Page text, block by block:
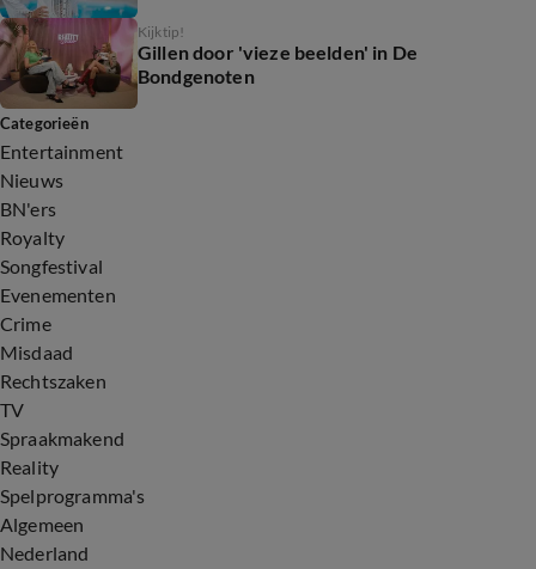
Kijktip!
Gillen door 'vieze beelden' in De
Bondgenoten
Categorieën
Entertainment
Nieuws
BN'ers
Royalty
Songfestival
Evenementen
Crime
Misdaad
Rechtszaken
TV
Spraakmakend
Reality
Spelprogramma's
Algemeen
Nederland